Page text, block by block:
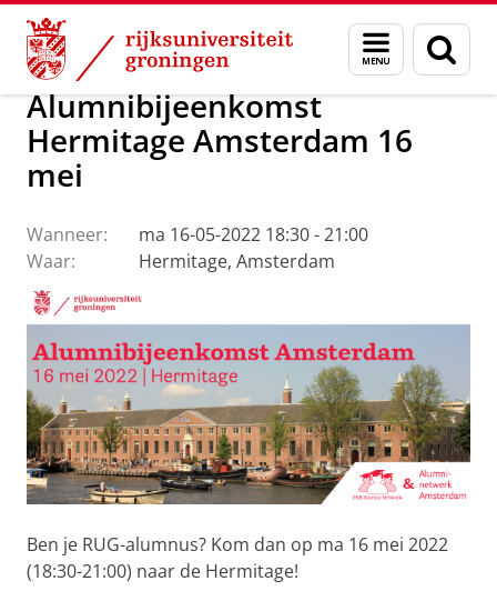
Skip
Content
Skip
Navigation
Menu
en
zoeken
Over ons Actueel Evenementen
Alumnibijeenkomst
Hermitage Amsterdam 16
mei
Wanneer:
ma 16-05-2022 18:30 - 21:00
Waar:
Hermitage, Amsterdam
Ben je RUG-alumnus? Kom dan op ma 16 mei 2022
(18:30-21:00) naar de Hermitage!